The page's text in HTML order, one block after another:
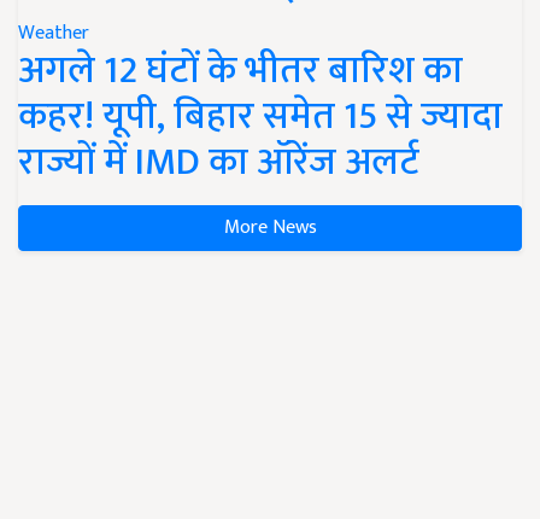
Weather
अगले 12 घंटों के भीतर बारिश का
कहर! यूपी, बिहार समेत 15 से ज्यादा
राज्यों में IMD का ऑरेंज अलर्ट
More News